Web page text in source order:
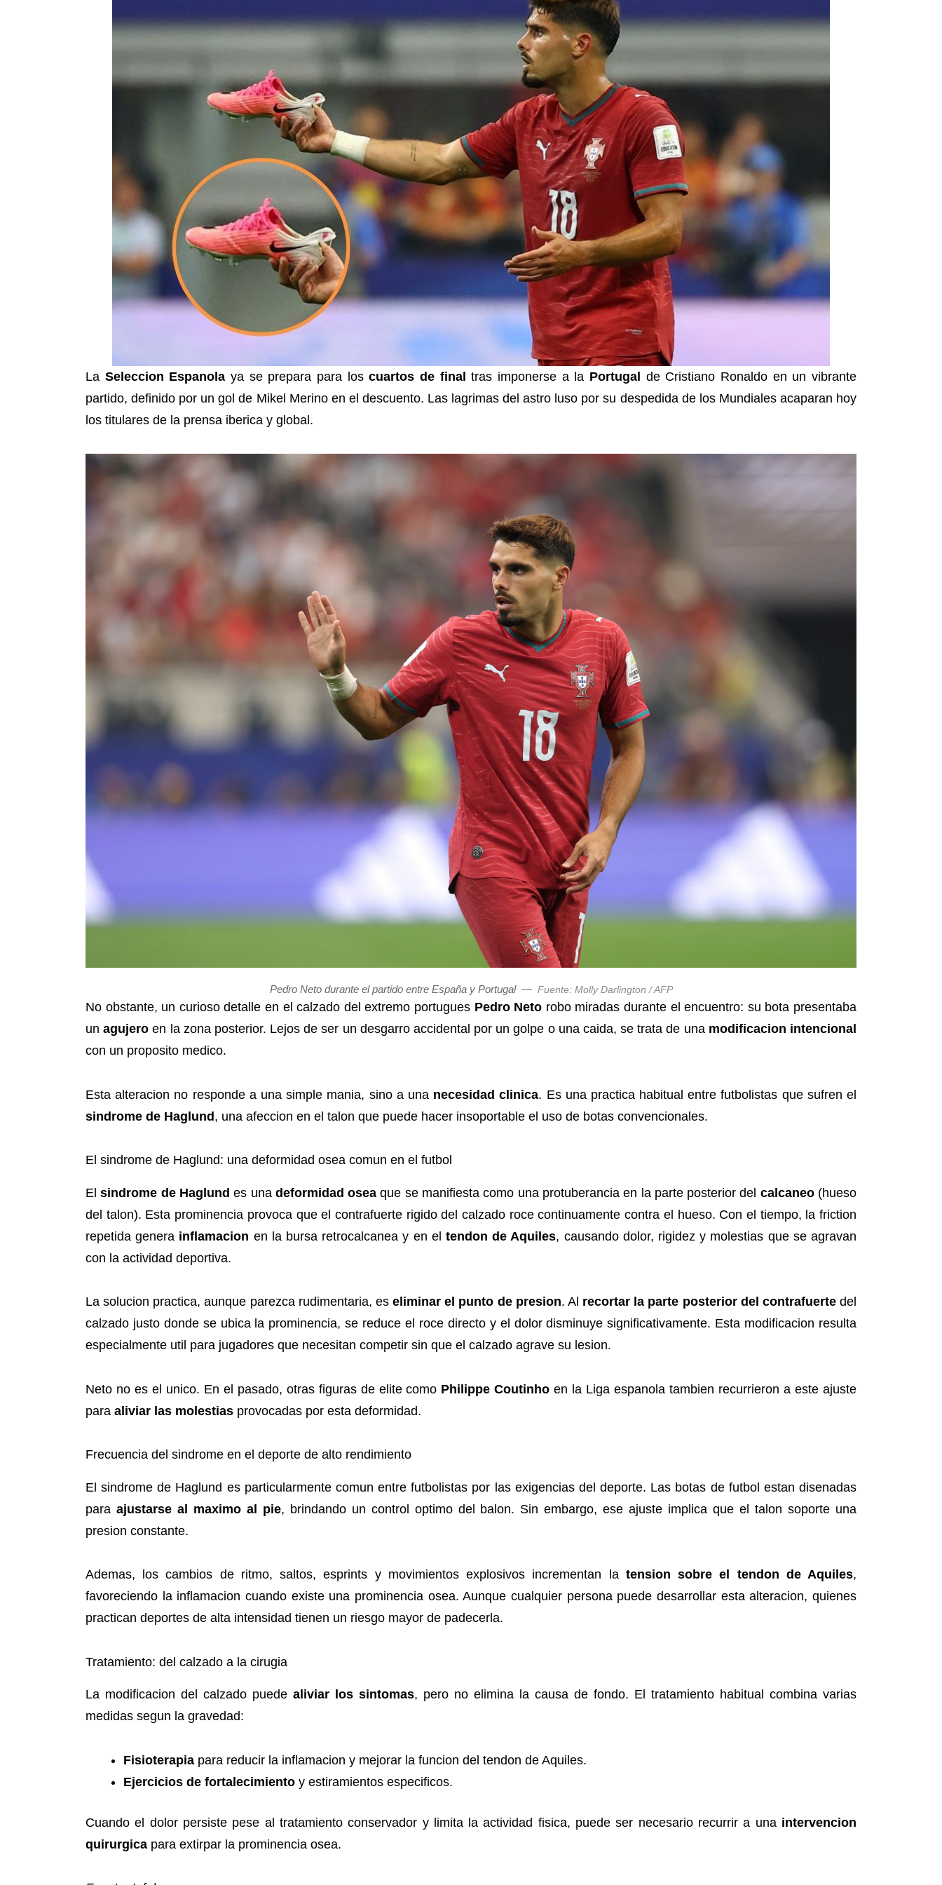
La Seleccion Espanola ya se prepara para loscuartos de final tras imponerse a la Portugal
de Cristiano Ronaldo en un vibrante
partido, definido por un gol de Mikel Merino en el descuento. Las lagrimas del astro luso por su despedida de los Mundiales acaparan hoy
los titulares de la prensa iberica y global.
Pedro Neto durante el partido entre España y Portugal — Fuente: Molly Darlington / AFP
No obstante, un curioso detalle en el calzado del extremo portugues Pedro Neto robo miradas durante el encuentro: su bota presentaba
unagujero en la zona posterior. Lejos de ser un desgarro accidental por un golpe o una caida, se trata de una modificacion intencional
con un proposito medico.
Esta alteracion no responde a una simple mania, sino a una necesidad clinica. Es una practica habitual entre futbolistas que sufren el
sindrome de Haglund, una afeccion en el talon que puede hacer insoportable el uso de botas convencionales.
El sindrome de Haglund: una deformidad osea comun en el futbol
Elsindrome de Haglund es una deformidad osea que se manifiesta como una protuberancia en la parte posterior del calcaneo(hueso
del talon). Esta prominencia provoca que el contrafuerte rigido del calzado roce continuamente contra el hueso. Con el tiempo, la friction
repetida genera inflamacion en la bursa retrocalcanea y en eltendon de Aquiles, causando dolor, rigidez y molestias que se agravan
con la actividad deportiva.
La solucion practica, aunque parezca rudimentaria, eseliminar el punto de presion. Al recortar la parte posterior del contrafuertedel
calzado justo donde se ubica la prominencia, se reduce el roce directo y el dolor disminuye significativamente. Esta modificacion resulta
especialmente util para jugadores que necesitan competir sin que el calzado agrave su lesion.
Neto no es el unico. En el pasado, otras figuras de elite como Philippe Coutinho en la Liga espanola tambien recurrieron a este ajuste
para aliviar las molestias provocadas por esta deformidad.
Frecuencia del sindrome en el deporte de alto rendimiento
El sindrome de Haglund es particularmente comun entre futbolistas por las exigencias del deporte. Las botas de futbol estan disenadas
para ajustarse al maximo al pie, brindando un control optimo del balon. Sin embargo, ese ajuste implica que el talon soporte una
presion constante.
Ademas, los cambios de ritmo, saltos, esprints y movimientos explosivos incrementan la tension sobre el tendon de Aquiles,
favoreciendo la inflamacion cuando existe una prominencia osea. Aunque cualquier persona puede desarrollar esta alteracion, quienes
practican deportes de alta intensidad tienen un riesgo mayor de padecerla.
Tratamiento: del calzado a la cirugia
La modificacion del calzado puede aliviar los sintomas, pero no elimina la causa de fondo. El tratamiento habitual combina varias
medidas segun la gravedad:
Fisioterapia para reducir la inflamacion y mejorar la funcion del tendon de Aquiles.
Ejercicios de fortalecimiento y estiramientos especificos.
Cuando el dolor persiste pese al tratamiento conservador y limita la actividad fisica, puede ser necesario recurrir a una intervencion
quirurgica para extirpar la prominencia osea.